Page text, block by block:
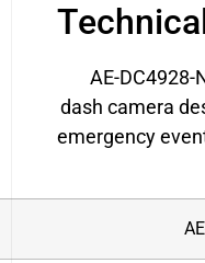
AE-DC4928-
dash camera
emergency